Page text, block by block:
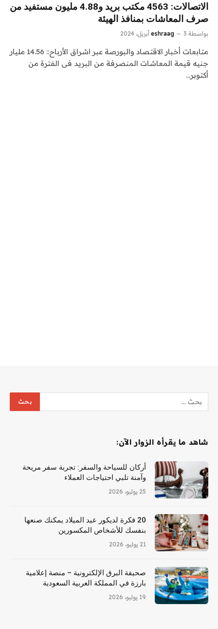
الاتصالات: 4563 مكتب بريد و4.88 مليون مستفيد من
صرف المعاشات بمنافذ الهيئة
بواسطة eshraag 3 أبريل، 2024
متابعات أخبار الاقتصاد والبورصة عبر اشراق الأرباح:: 14.56 مليار
جنيه قيمة المعاشات المنصرفة من البريد فى الفترة من
أكتوبر…
شاهد ما يقرأه الزوار الآن:
أركان للسياحة والسفر: تجربة سفر مريحة
وآمنة تلبي احتياجات العملاء
25 يوليو، 2026
20 فكرة لديكور عيد الميلاد يمكنك صنعها
بنفسك للأشخاص المكسورين
21 يوليو، 2026
صحيفة البرق الإلكترونية – منصة إعلامية
بارزة في المملكة العربية السعودية
19 يوليو، 2026